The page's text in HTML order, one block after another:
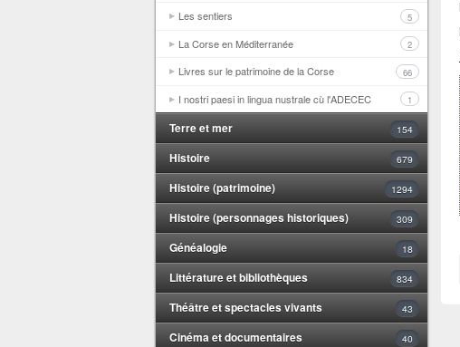
Les sentiers 5
La Corse en Méditerranée 2
Livres sur le patrimoine de la Corse 66
I nostri paesi in lingua nustrale cù l'ADECEC 1
Terre et mer 154
Histoire 679
Histoire (patrimoine) 1294
Histoire (personnages historiques) 309
Généalogie 18
Littérature et bibliothèques 834
Théâtre et spectacles vivants 43
Cinéma et documentaires 40